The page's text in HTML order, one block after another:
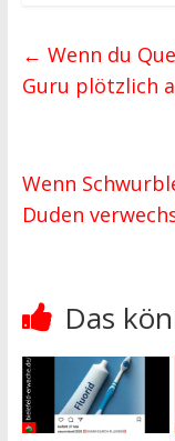
← Wenn du
Guru plötzlich
Wenn
Duden
Das